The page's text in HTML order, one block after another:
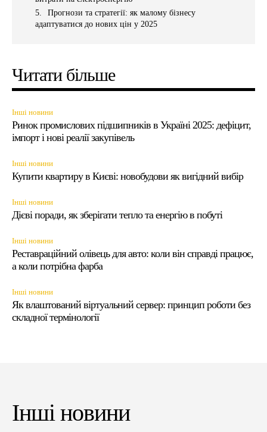
Прогнози та стратегії: як малому бізнесу
адаптуватися до нових цін у 2025
Читати більше
Інші новини
Ринок промислових підшипників в Україні 2025: дефіцит,
імпорт і нові реалії закупівель
Інші новини
Купити квартиру в Києві: новобудови як вигідний вибір
Інші новини
Дієві поради, як зберігати тепло та енергію в побуті
Інші новини
Реставраційний олівець для авто: коли він справді працює,
а коли потрібна фарба
Інші новини
Як влаштований віртуальний сервер: принцип роботи без
складної термінології
Інші новини